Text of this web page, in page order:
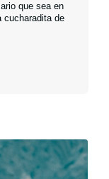
que sea en
cucharadita de